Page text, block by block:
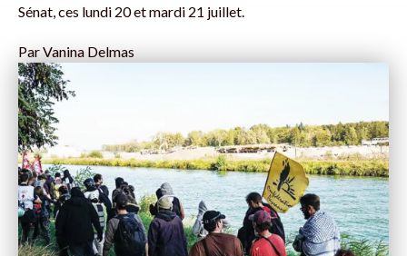
Sénat, ces lundi 20 et mardi 21 juillet.
ParVanina Delmas